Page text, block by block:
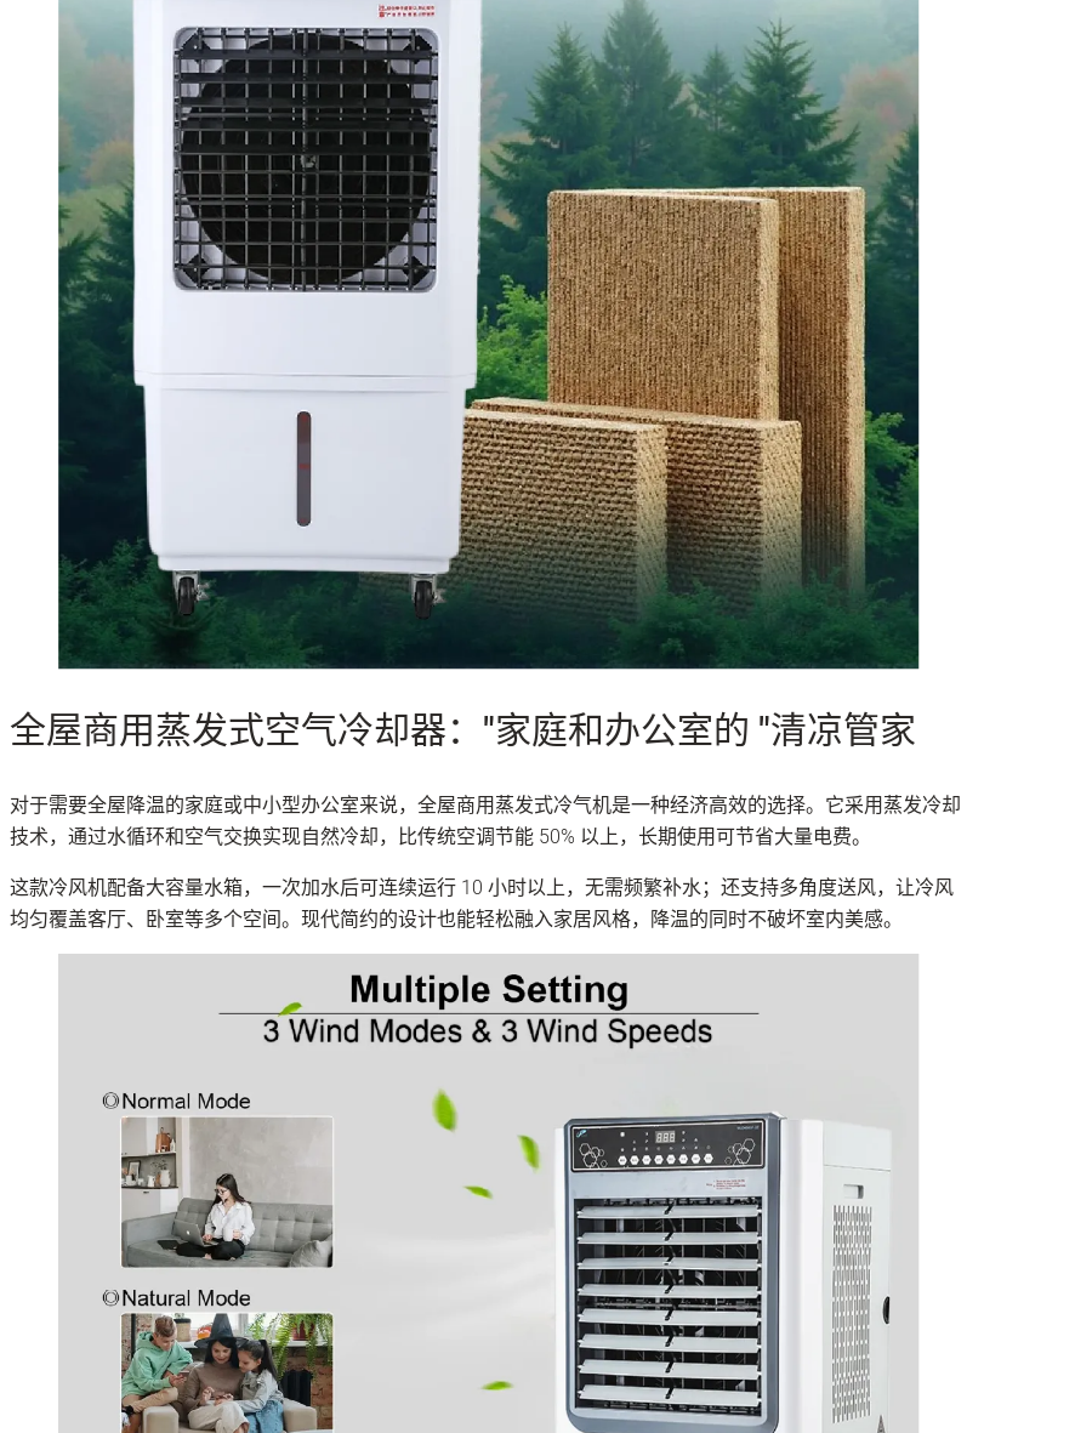
全屋商用蒸发式空气冷却器："家庭和办公室的 "清凉管家
对于需要全屋降温的家庭或中小型办公室来说，全屋商用蒸发式冷气机是一种经济高效的选择。它采用蒸发冷却
技术，通过水循环和空气交换实现自然冷却，比传统空调节能 50% 以上，长期使用可节省大量电费。
这款冷风机配备大容量水箱，一次加水后可连续运行 10 小时以上，无需频繁补水；还支持多角度送风，让冷风
均匀覆盖客厅、卧室等多个空间。现代简约的设计也能轻松融入家居风格，降温的同时不破坏室内美感。